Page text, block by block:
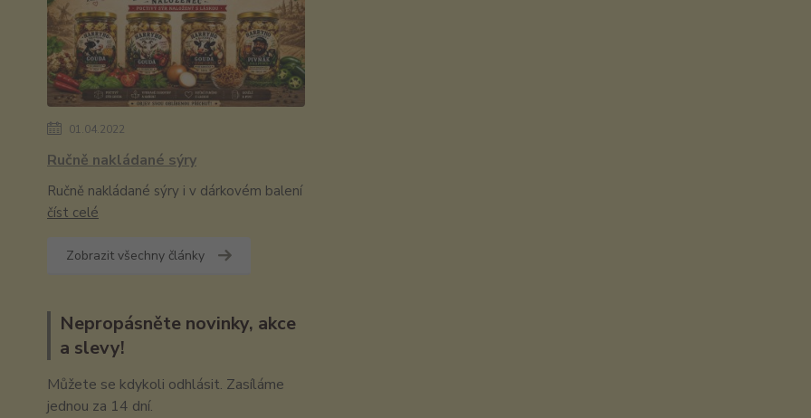
01.04.2022
Ručně nakládané sýry
Ručně nakládané sýry i v dárkovém balení
číst celé
Zobrazit všechny články
Nepropásněte novinky, akce
a slevy!
Můžete se kdykoli odhlásit. Zasíláme
jednou za 14 dní.